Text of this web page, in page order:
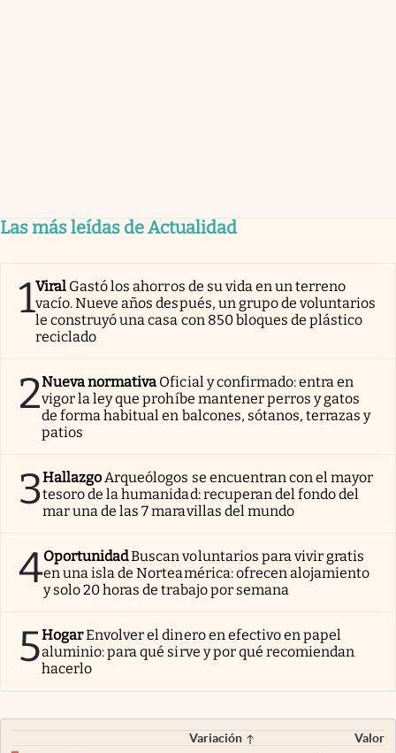
Las más leídas de Actualidad
1Viral Gastó los ahorros de su vida en un terreno
vacío. Nueve años después, un grupo de voluntarios
le construyó una casa con 850 bloques de plástico
reciclado
2Nueva normativa Oficial y confirmado: entra en
vigor la ley que prohíbe mantener perros y gatos
de forma habitual en balcones, sótanos, terrazas y
patios
3HallazgoArqueólogos se encuentran con el mayor
tesoro de la humanidad: recuperan del fondo del
mar una de las 7 maravillas del mundo
4OportunidadBuscan voluntarios para vivir gratis
en una isla de Norteamérica: ofrecen alojamiento
y solo 20 horas de trabajo por semana
5HogarEnvolver el dinero en efectivo en papel
aluminio: para qué sirve y por qué recomiendan
hacerlo
Variación
Valor